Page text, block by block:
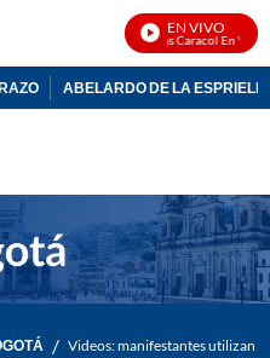
EN VIVO
Noticias Caracol En Vivo
ABELARDO DE LA
/ Videos: manifestantes utilizan